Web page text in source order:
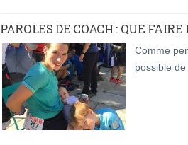
PAROLES DE COACH : QUE
Comme
possible de